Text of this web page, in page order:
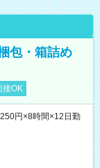
包・箱詰め
接OK
円×8時間×12日勤